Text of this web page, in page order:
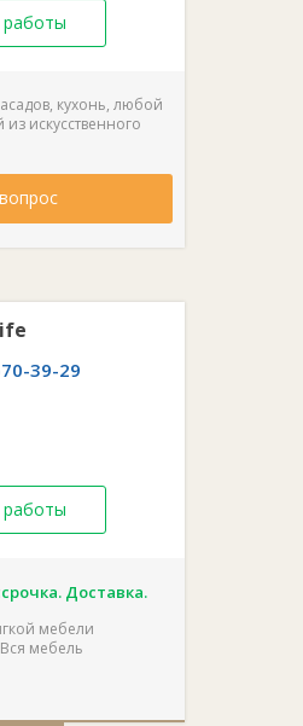
кухонь, любой
искусственного
39-29
Доставка.
мебели
мебель